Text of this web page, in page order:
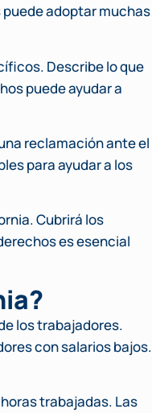
adoptar muchas
Describe lo que
puede ayudar a
reclamación ante el
para ayudar a los
Cubrirá los
es esencial
los trabajadores.
con salarios bajos.
trabajadas. Las